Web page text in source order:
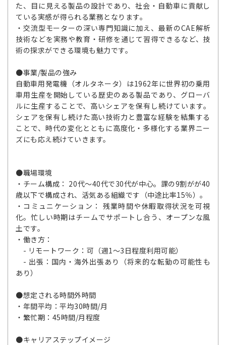
た、目に見える製品の設計であり、社会・自動車に貢献し
ている実感が得られる業務となります。
・交流型モーターの深い専門知識に加え、最新のCAE解析
技術などを実務や教育・研修を通じて習得できるなど、技
術の探求ができる環境も魅力です。
●事業/製品の強み
自動車用発電機（オルタネータ）は1962年に世界初の乗用
車用生産を開始している歴史のある製品であり、グローバ
ルに生産することで、高いシェアを保有し続けています。
シェアを保有し続けた高い技術力と豊富な経験を結集する
ことで、時代の変化とともに高度化・多様化する業界ニー
ズにも応え続けていきます。
●職場環境
・チーム構成： 20代～40代で30代が中心。課の9割がが40
歳以下で構成され、活気ある組織です（中途比率15％）。
・コミュニケーション： 残業時間や休暇取得状況を可視
化。忙しい時期はチームでサポートし合う、オープンな風
土です。
・働き方：
- リモートワーク：可（週1～3日程度利用可能）
- 出張：国内・海外出張あり（将来的な転勤の可能性も
あり）
●想定される時間外時間
・年間平均：平均30時間/月
・繁忙期：45時間/月程度
●キャリアステップイメージ